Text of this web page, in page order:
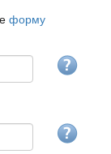
форму